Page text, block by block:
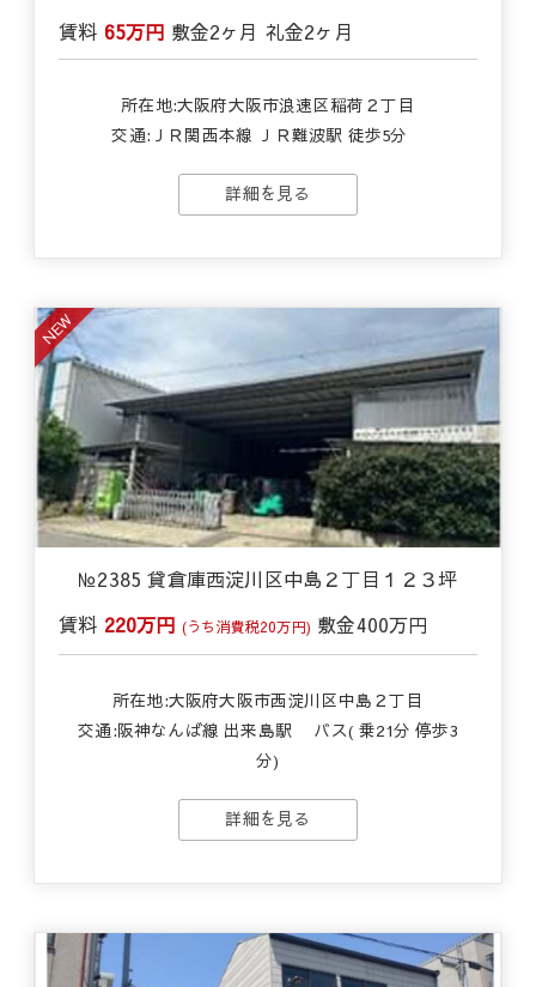
賃料 65万円 敷金2ヶ月 礼金2ヶ月
所在地:大阪府大阪市浪速区稲荷２丁目
交通: ＪＲ関西本線 ＪＲ難波駅 徒歩5分
詳細を見る
NEW
№2385 貸倉庫西淀川区中島２丁目１２３坪
賃料 220万円 (うち消費税20万円) 敷金400万円
所在地:大阪府大阪市西淀川区中島２丁目
交通:阪神なんば線 出来島駅
バス( 乗21分 停歩3
分)
詳細を見る